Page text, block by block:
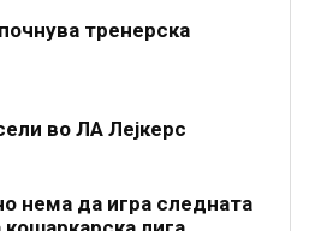
тренерска
во ЛА Лејкерс
нема да игра следната